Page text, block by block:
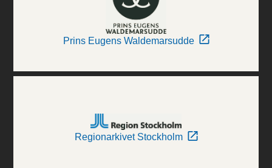
Prins Eugens Waldemarsudde
Regionarkivet Stockholm